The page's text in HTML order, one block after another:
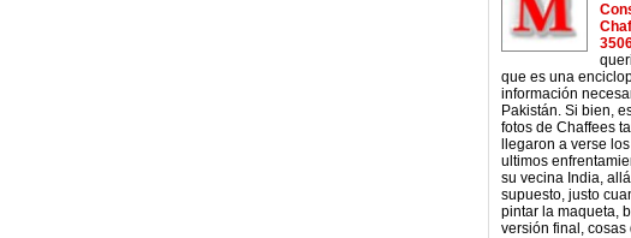
que es una
información
Pakistán. Si bien,
fotos de Chaffees
llegaron a verse
ultimos
su vecina India,
supuesto, justo
pintar la maqueta,
versión final, cosas